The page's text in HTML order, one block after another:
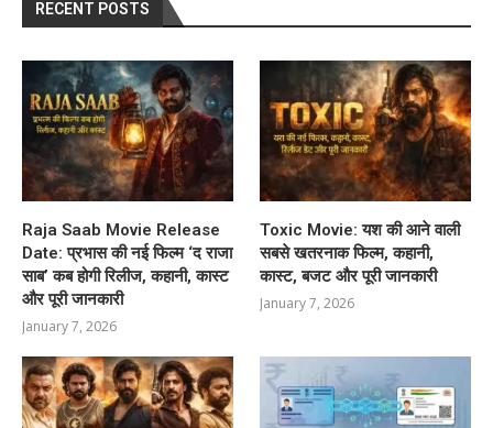
RECENT POSTS
Raja Saab Movie Release
Date: प्रभास की नई फिल्म ‘द राजा
साब’ कब होगी रिलीज, कहानी, कास्ट
और पूरी जानकारी
January 7, 2026
Toxic Movie: यश की आने वाली
सबसे खतरनाक फिल्म, कहानी,
कास्ट, बजट और पूरी जानकारी
January 7, 2026